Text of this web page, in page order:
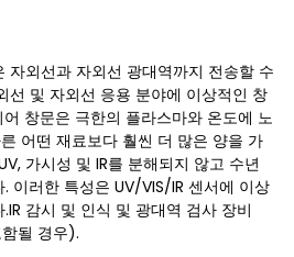
자외선과 자외선 광대역까지 전송할 수
선 및 자외선 응용 분야에 이상적인 창
창문은 극한의 플라스마와 온도에 노
어떤 재료보다 훨씬 더 많은 양을 가
가시성 및 IR를 분해되지 않고 수년
이러한 특성은 UV/VIS/IR 센서에 이상
감시 및 인식 및 광대역 검사 장비
될 경우).